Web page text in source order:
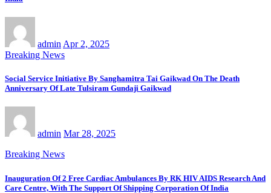
admin Apr 2, 2025
Breaking News
Social Service Initiative By Sanghamitra Tai Gaikwad On The Death
Anniversary Of Late Tulsiram Gundaji Gaikwad
admin Mar 28, 2025
Breaking News
Inauguration Of 2 Free Cardiac Ambulances By RK HIV AIDS Research And
Care Centre, With The Support Of Shipping Corporation Of India